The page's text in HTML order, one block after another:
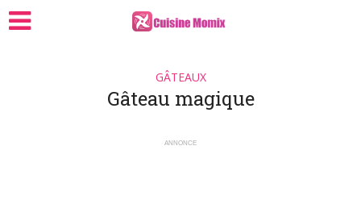
GÂTEAUX
Gâteau magique
ANNONCE